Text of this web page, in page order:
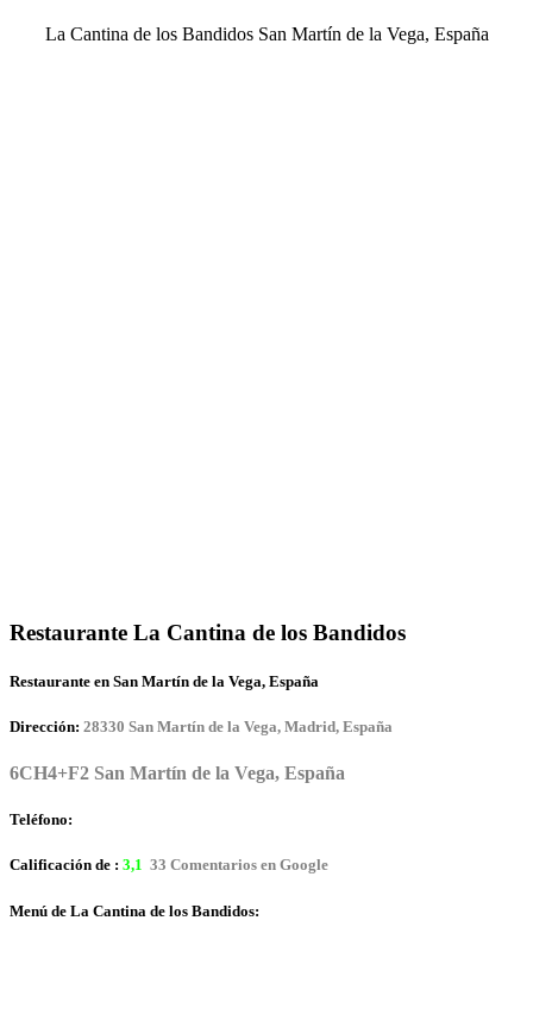
La Cantina de los Bandidos San Martín de la Vega, España
Restaurante La Cantina de los Bandidos
Restaurante en San Martín de la Vega, España
Dirección: 28330 San Martín de la Vega, Madrid, España
6CH4+F2 San Martín de la Vega, España
Teléfono:
Calificación de : 3,1 33 Comentarios en Google
Menú de La Cantina de los Bandidos: